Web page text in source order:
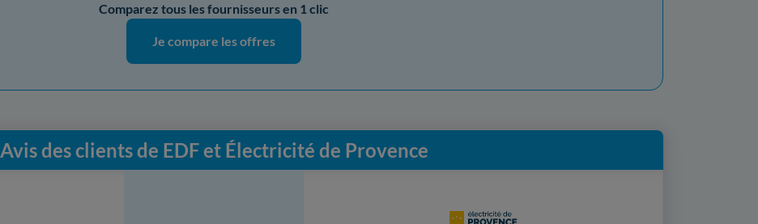
Comparez tous les fournisseurs en 1 clic
Je compare les offres
Avis des clients de EDF et Électricité de Provence